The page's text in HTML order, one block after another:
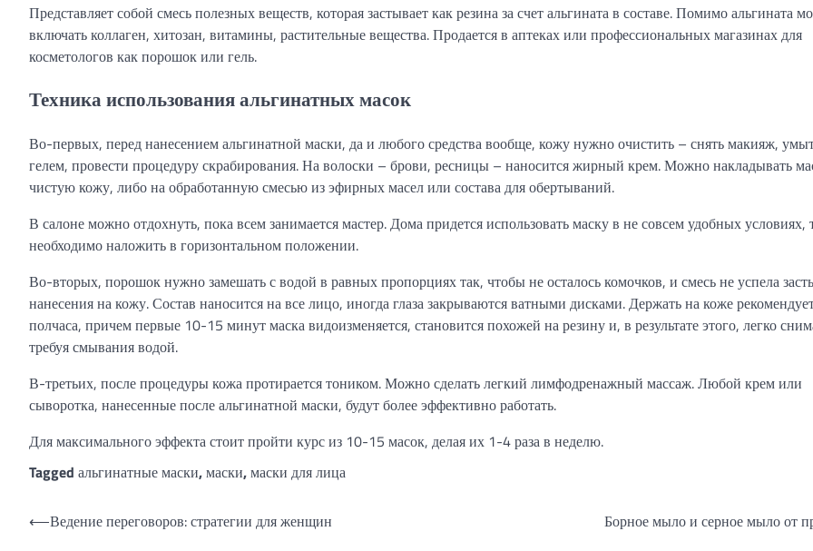
Представляет собой смесь полезных веществ, которая застывает как резина за счет альгината в составе. Помимо альгината
включать коллаген, хитозан, витамины, растительные вещества. Продается в аптеках или профессиональных магазинах для
косметологов как порошок или гель.
Техника использования альгинатных масок
Во-первых, перед нанесением альгинатной маски, да и любого средства вообще, кожу нужно очистить – снять макияж,
гелем, провести процедуру скрабирования. На волоски – брови, ресницы – наносится жирный крем. Можно накладывать
чистую кожу, либо на обработанную смесью из эфирных масел или состава для обертываний.
В салоне можно отдохнуть, пока всем занимается мастер. Дома придется использовать маску в не совсем удобных условиях,
необходимо наложить в горизонтальном положении.
Во-вторых, порошок нужно замешать с водой в равных пропорциях так, чтобы не осталось комочков, и смесь не успела
нанесения на кожу. Состав наносится на все лицо, иногда глаза закрываются ватными дисками. Держать на коже
полчаса, причем первые 10-15 минут маска видоизменяется, становится похожей на резину и, в результате этого, легко
требуя смывания водой.
В-третьих, после процедуры кожа протирается тоником. Можно сделать легкий лимфодренажный массаж. Любой крем или
сыворотка, нанесенные после альгинатной маски, будут более эффективно работать.
Для максимального эффекта стоит пройти курс из 10-15 масок, делая их 1-4 раза в неделю.
Tagged альгинатные маски,маски,маски для лица
Навигация
⟵Ведение переговоров: стратегии для женщин Борное мыло и серное мыло от